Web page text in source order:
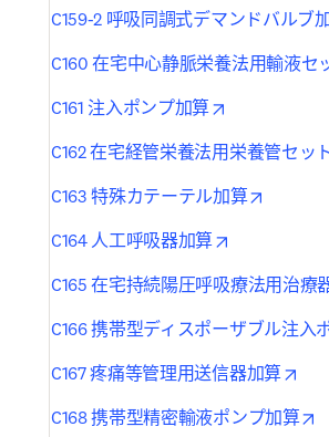
window
new tab/window
tab/window
window
tab/window
new tab/window
C159-2 呼吸同調式デマンドバルブ
C160 在宅中心静脈栄養法用輸液セ
C161 注入ポンプ加算
C162 在宅経管栄養法用栄養管セッ
C163 特殊カテーテル加算
C164 人工呼吸器加算
C165 在宅持続陽圧呼吸療法用治療
C166 携帯型ディスポーザブル注入
C167 疼痛等管理用送信器加算
C168 携帯型精密輸液ポンプ加算